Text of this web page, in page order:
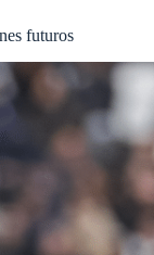
futuros